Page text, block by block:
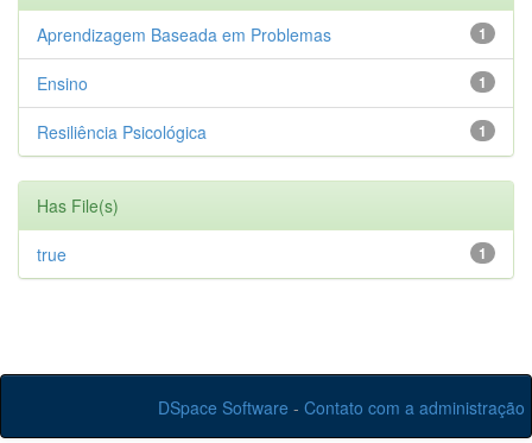
1
Aprendizagem Baseada em Problemas
1
Ensino
1
Resiliência Psicológica
Has File(s)
1
true
DSpace Software - Contato com a administração